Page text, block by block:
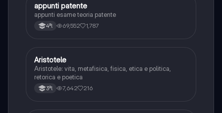
Altro
appunti patente
appunti esame teoria patente
4ªl 69,552 1,787
Filosofia
Aristotele
Aristotele: vita, metafisica, fisica, etica e politica,
retorica e poetica
3ªl 7,642 216